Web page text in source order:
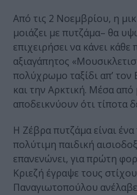
Από τις 2 Νοεμβρίου, η
μοιάζει με πυτζάμα– θα
επιχειρήσει να κάνει
αξιαγάπητος
πολύχρωμο ταξίδι απ’
και την Αρκτική. Μέσα από
αποδεικνύουν ότι τίποτα
Η Ζέβρα πυτζάμα είναι
πολύτιμη παιδική
επανενώνει, για πρώτη
Κριεζή έγραψε τους
Παναγιωτοπούλου